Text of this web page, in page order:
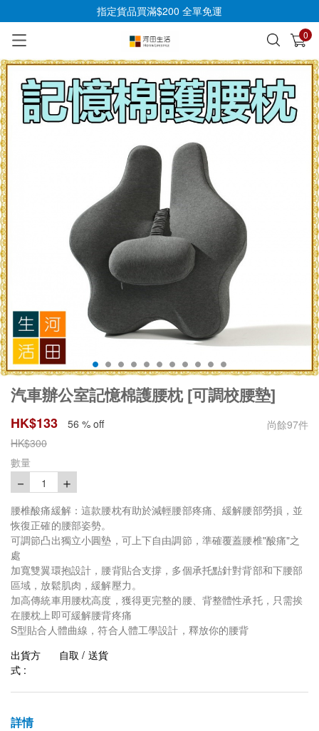
指定貨品買滿$200 全單免運
0
已加入購物車 查看
汽車辦公室記憶棉護腰枕 [可調校腰墊]
HK$133 56 % off 尚餘97件
HK$300
數量
－ 1 ＋
腰椎酸痛緩解：這款腰枕有助於減輕腰部疼痛、緩解腰部勞損，並
恢復正確的腰部姿勢。
可調節凸出獨立小圓墊，可上下自由調節，準確覆蓋腰椎"酸痛"之
處
加寬雙翼環抱設計，腰背貼合支撐，多個承托點針對背部和下腰部
區域，放鬆肌肉，緩解壓力。
加高傳統車用腰枕高度，獲得更完整的腰、背整體性承托，只需挨
在腰枕上即可緩解腰背疼痛
S型貼合人體曲線，符合人體工學設計，釋放你的腰背
出貨方
式 :
自取 / 送貨
詳情